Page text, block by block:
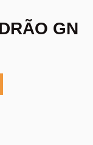
GN